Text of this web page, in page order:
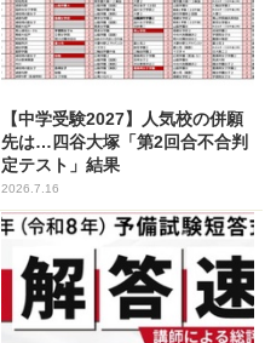
【中学受験2027】人気校の併願
先は…四谷大塚「第2回合不合判
定テスト」結果
2026.7.16